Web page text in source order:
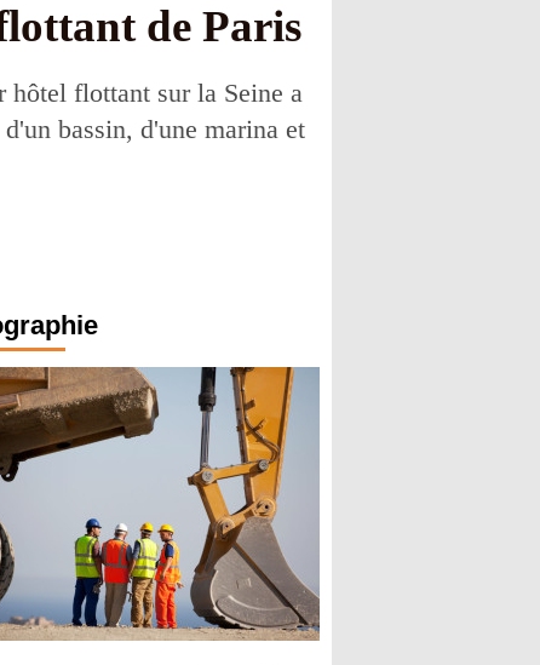
de Paris
hôtel flottant sur la Seine a
bassin, d'une marina et